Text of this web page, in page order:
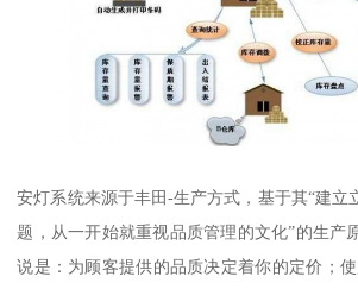
安灯系统来源于丰田-生产方式，基于其“建立
题，从一开始就重视品质管理的文化”的生产
说是：为顾客提供的品质决定着你的定价；